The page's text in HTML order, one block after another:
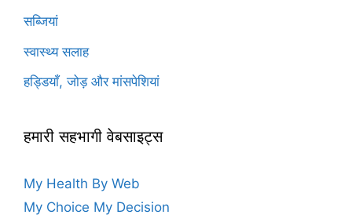
सब्जियां
स्वास्थ्य सलाह
हड्डियाँ, जोड़ और मांसपेशियां
हमारी सहभागी वेबसाइट्स
My Health By Web
My Choice My Decision